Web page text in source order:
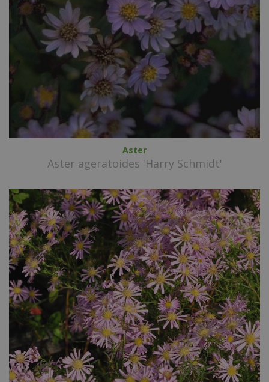
Aster
Aster ageratoides 'Harry Schmidt'